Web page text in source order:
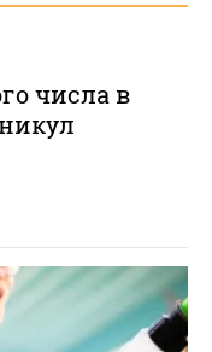
числа в